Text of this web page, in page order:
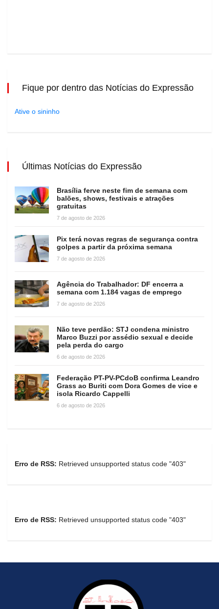
Fique por dentro das Notícias do Expressão
Ative o sininho
Últimas Notícias do Expressão
Brasília ferve neste fim de semana com
balões, shows, festivais e atrações
gratuitas
7 de agosto de 2026
Pix terá novas regras de segurança contra
golpes a partir da próxima semana
7 de agosto de 2026
Agência do Trabalhador: DF encerra a
semana com 1.184 vagas de emprego
7 de agosto de 2026
Não teve perdão: STJ condena ministro
Marco Buzzi por assédio sexual e decide
pela perda do cargo
6 de agosto de 2026
Federação PT-PV-PCdoB confirma Leandro
Grass ao Buriti com Dora Gomes de vice e
isola Ricardo Cappelli
6 de agosto de 2026
Erro de RSS: Retrieved unsupported status code "403"
Erro de RSS: Retrieved unsupported status code "403"